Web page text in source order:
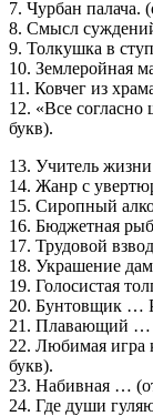
7. Чурбан палача.
8. Смысл
9. Толкушка в
10. Землеройная
11. Ковчег из
12. «Все согласно
букв).
13. Учитель жизни
14. Жанр с
15. Сиропный
16. Бюджетная
17. Трудовой
18. Украшение
19. Голосистая
20. Бунтовщик …
21. Плавающий …
22. Любимая игра
букв).
23. Набивная …
24. Где души